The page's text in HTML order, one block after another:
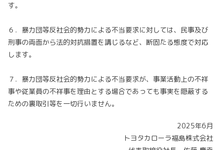
す。
６．暴力団等反社会的勢力による不当要求に対しては、民事及び
刑事の両面から法的対抗措置を講じるなど、断固たる態度で対応
します。
７．暴力団等反社会的勢力による不当要求が、事業活動上の不祥
事や従業員の不祥事を理由とする場合であっても事実を隠蔽する
ための裏取引等を一切行いません。
2025年6月
トヨタカローラ福島株式会社